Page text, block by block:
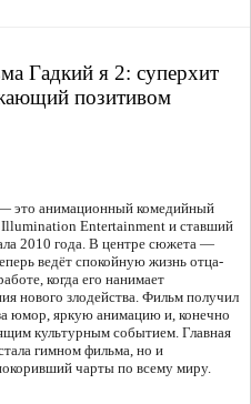
Гадкий я 2: суперхит
позитивом
это анимационный комедийный
Entertainment и ставший
2010 года. В центре сюжета —
ведёт спокойную жизнь отца-
когда его нанимает
нового злодейства. Фильм получил
юмор, яркую анимацию и, конечно
культурным событием. Главная
гимном фильма, но и
чарты по всему миру.